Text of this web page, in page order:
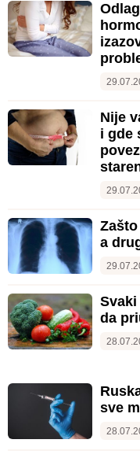
Nije
i gde
a
da
sve